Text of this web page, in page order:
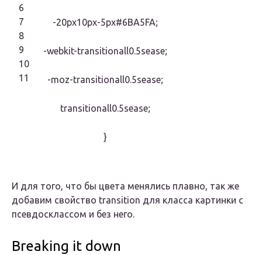
6
7
8
9
10
11
-20px10px-5px#6BA5FA;
-webkit-transitionall0.5sease;
-moz-transitionall0.5sease;
transitionall0.5sease;
}
И для того, что бы цвета менялись плавно, так же
добавим свойство transition для класса картинки с
псевдосклассом и без него.
Breaking it down